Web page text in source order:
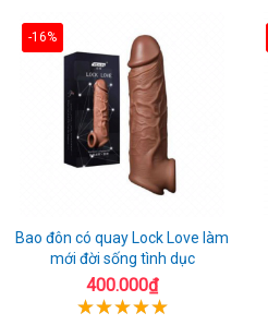
-16%
Bao đôn có quay Lock Love làm
mới đời sống tình dục
400.000₫